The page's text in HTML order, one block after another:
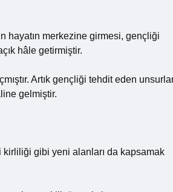
hayatın merkezine girmesi, gençliği
hâle getirmiştir.
Artık gençliği tehdit eden
gelmiştir.
kirliliği gibi yeni alanları da kapsamak